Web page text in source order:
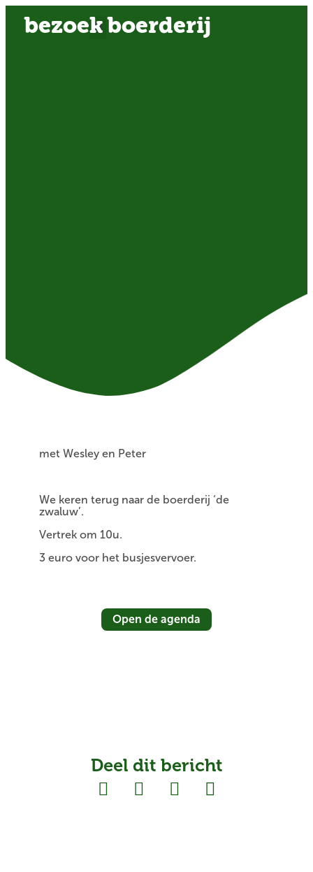
bezoek boerderij
met Wesley en Peter
We keren terug naar de boerderij ‘de
zwaluw’.
Vertrek om 10u.
3 euro voor het busjesvervoer.
Open de agenda
Deel dit bericht